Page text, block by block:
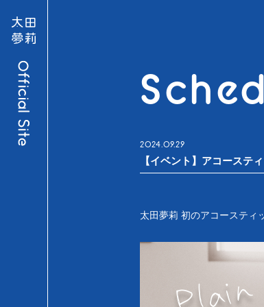
2024 0929
【イベント】アコーステ
太田夢莉 初のアコースティ